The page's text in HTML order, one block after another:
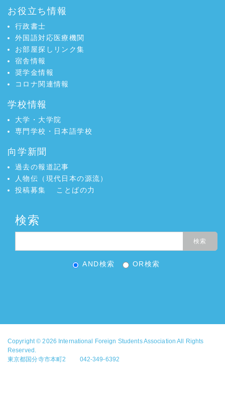
お役立ち情報
行政書士
外国語対応医療機関
お部屋探しリンク集
宿舎情報
奨学金情報
コロナ関連情報
学校情報
大学・大学院
専門学校・日本語学校
向学新聞
過去の報道記事
人物伝（現代日本の源流）
投稿募集
ことばの力
検索
AND検索 OR検索
Copyright © 2026 International Foreign Students Association All Rights
Reserved.
東京都国分寺市本町2 042-349-6392